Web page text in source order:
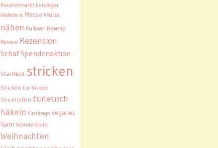
Kreativmarkt Leipziger
Wollefest Messe Mütze
nähen Pullover Ravelry
Review Rezension
Schaf Spendenaktion
StartNext stricken
Stricken für Kinder
Stricktreffen tunesisch
häkeln Umfrage veganes
Garn Wanderkiste
Weihnachten